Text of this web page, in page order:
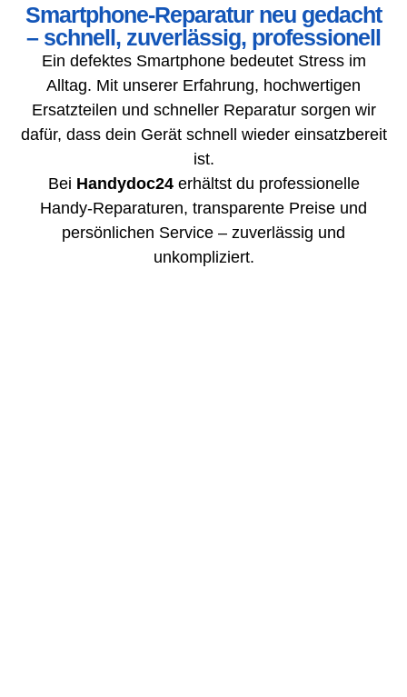
Smartphone-Reparatur neu gedacht
– schnell, zuverlässig, professionell
Ein defektes Smartphone bedeutet Stress im
Alltag. Mit unserer Erfahrung, hochwertigen
Ersatzteilen und schneller Reparatur sorgen wir
dafür, dass dein Gerät schnell wieder einsatzbereit
ist.
Bei Handydoc24erhältst du professionelle
Handy-Reparaturen, transparente Preise und
persönlichen Service – zuverlässig und
unkompliziert.